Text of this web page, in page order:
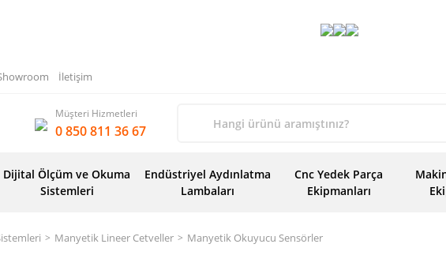
İletişim
Müşteri Hizmetleri
0 850 811 36 67
Dijital Ölçüm ve Okuma
Sistemleri
Endüstriyel Aydınlatma
Lambaları
Cnc Yedek Parça
Ekipmanları
Manyetik Lineer Cetveller Manyetik Okuyucu Sensörler